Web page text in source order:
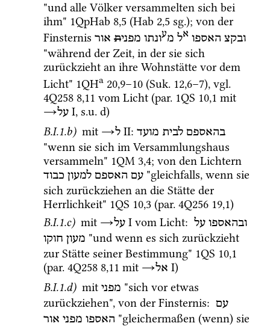
"und alle Völker versammelten sich bei
ihm" 1QpHab 8,5 (Hab 2,5 sg.); von der
Finsternis
ובקצ האספו אל מעונתו מפנית אור
"während der Zeit, in der sie sich
zurückzieht an ihre Wohnstätte vor dem
Licht" 1QHa 20,9–10 (Suk. 12,6–7), vgl.
4Q258 8,11 vom Licht (par. 1QS 10,1
→על ‎ I, s.u. d)
B.I.1.b) mit →ל ‎ II: בהאספם לבית מועד
"wenn sie sich im Versammlungshaus
versammeln" 1QM 3,4
עם האספם למעון כבוד
"gleichfalls, wenn sie
sich zurückziehen an die Stätte der
Herrlichkeit" 1QS 10,3 (par. 4Q256 19,1)
B.I.1.c) mit →על ‎ I vom Licht: ובהאספו על
מעון חוקו
"und wenn es sich zurückzieht
zur Stätte seiner Bestimmung" 1QS 10,1
(par. 4Q258 8,11 mit →אל ‎ I)
B.I.1.d) mit מפני "sich vor etwas
zurückziehen", von der Finsternis: עם
האספו מפני אור
"gleichermaßen (wenn) sie